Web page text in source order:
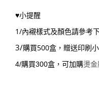
♥小提醒
1/內襯樣式及顏色請參考
3/購買500盒，贈送印刷
4/購買300盒，可加購燙